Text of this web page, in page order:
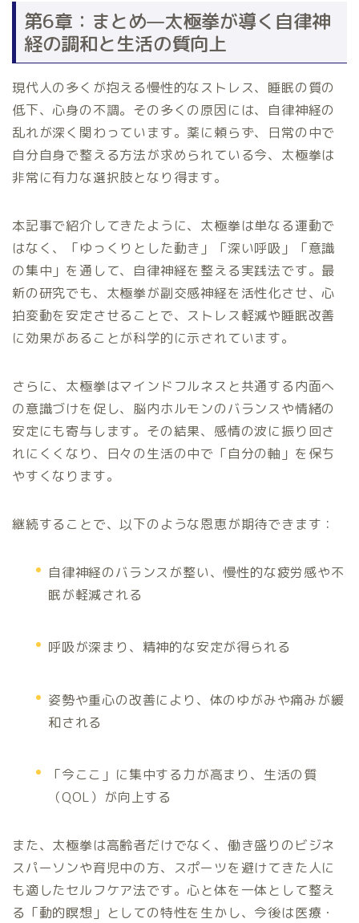
第6章：まとめ—太極拳が導く自律神
経の調和と生活の質向上
現代人の多くが抱える慢性的なストレス、睡眠の質の
低下、心身の不調。その多くの原因には、自律神経の
乱れが深く関わっています。薬に頼らず、日常の中で
自分自身で整える方法が求められている今、太極拳は
非常に有力な選択肢となり得ます。
本記事で紹介してきたように、太極拳は単なる運動で
はなく、「ゆっくりとした動き」「深い呼吸」「意識
の集中」を通して、自律神経を整える実践法です。最
新の研究でも、太極拳が副交感神経を活性化させ、心
拍変動を安定させることで、ストレス軽減や睡眠改善
に効果があることが科学的に示されています。
さらに、太極拳はマインドフルネスと共通する内面へ
の意識づけを促し、脳内ホルモンのバランスや情緒の
安定にも寄与します。その結果、感情の波に振り回さ
れにくくなり、日々の生活の中で「自分の軸」を保ち
やすくなります。
継続することで、以下のような恩恵が期待できます：
自律神経のバランスが整い、慢性的な疲労感や不
眠が軽減される
呼吸が深まり、精神的な安定が得られる
姿勢や重心の改善により、体のゆがみや痛みが緩
和される
「今ここ」に集中する力が高まり、生活の質
（QOL）が向上する
また、太極拳は高齢者だけでなく、働き盛りのビジネ
スパーソンや育児中の方、スポーツを避けてきた人に
も適したセルフケア法です。心と体を一体として整え
る「動的瞑想」としての特性を生かし、今後は医療・